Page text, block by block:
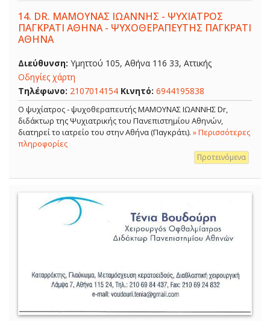
14. DR. ΜΑΜΟΥΝΑΣ ΙΩΑΝΝΗΣ - ΨΥΧΙΑΤΡΟΣ
ΠΑΓΚΡΑΤΙ ΑΘΗΝΑ - ΨΥΧΟΘΕΡΑΠΕΥΤΗΣ ΠΑΓΚΡΑΤΙ
ΑΘΗΝΑ
Διεύθυνση: Υμηττού 105, Αθήνα 116 33, Αττικής
Οδηγίες χάρτη
Τηλέφωνο: 2107014154 Κινητό: 6944195838
Ο ψυχίατρος - ψυχοθεραπευτής ΜΑΜΟΥΝΑΣ ΙΩΑΝΝΗΣ Dr,
διδάκτωρ της Ψυχιατρικής του Πανεπιστημίου Αθηνών,
διατηρεί το ιατρείο του στην Αθήνα (Παγκράτι). » Περισσότερες
πληροφορίες
Προτεινόμενα